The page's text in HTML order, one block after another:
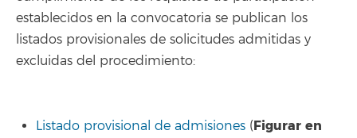
establecidos en la convocatoria se publican los
listados provisionales de solicitudes admitidas y
excluidas del procedimiento:
Listado provisional de admisiones (Figurar en